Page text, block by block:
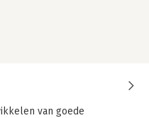
van goede